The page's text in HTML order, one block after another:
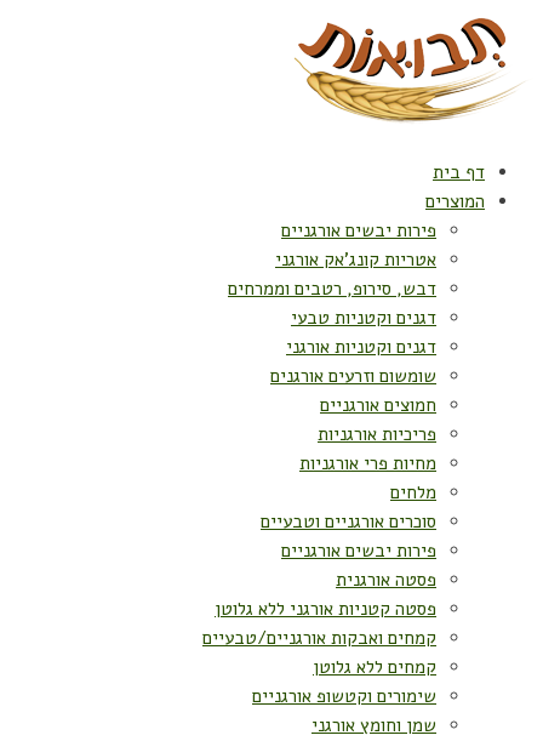
דף בית
המוצרים
פירות יבשים אורגניים
אטריות קונג'אק אורגני
דבש, סירופ, רטבים וממרחים
דגנים וקטניות טבעי
דגנים וקטניות אורגני
שומשום וזרעים אורגנים
חמוצים אורגניים
פריכיות אורגניות
מחיות פרי אורגניות
מלחים
סוכרים אורגניים וטבעיים
פירות יבשים אורגניים
פסטה אורגנית
פסטה קטניות אורגני ללא גלוטן
קמחים ואבקות אורגניים/טבעיים
קמחים ללא גלוטן
שימורים וקטשופ אורגניים
שמן וחומץ אורגני